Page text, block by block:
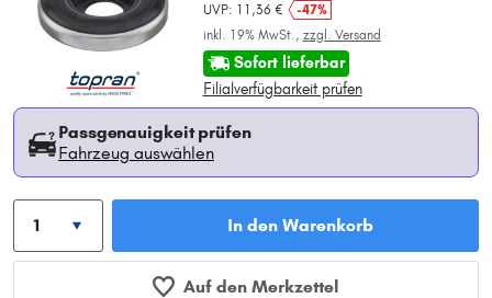
UVP: 11,36 €
-47%
inkl. 19% MwSt., zzgl. Versand
Sofort lieferbar
Filialverfügbarkeit prüfen
Passgenauigkeit prüfen
Fahrzeug auswählen
In den Warenkorb
Auf den Merkzettel